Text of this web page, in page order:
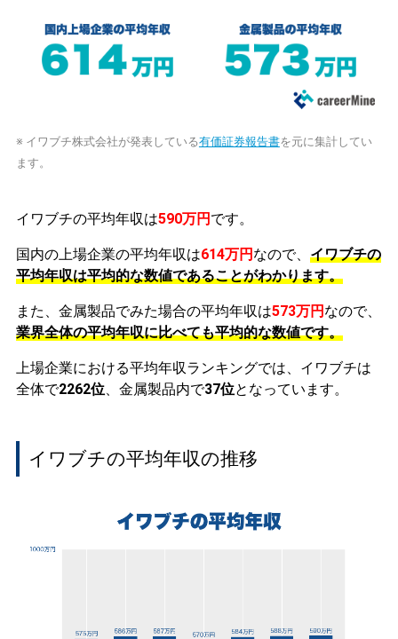
※ イワブチ株式会社が発表している有価証券報告書を元に集計してい
ます。
イワブチの平均年収は590万円 です。
国内の上場企業の平均年収は614万円 なので、 イワブチの
平均年収は平均的な数値であることがわかります。
また、金属製品でみた場合の平均年収は573万円 なので、
業界全体の平均年収に比べても平均的な数値です。
上場企業における平均年収ランキングでは、イワブチは
全体で2262位、金属製品内で37位となっています。
イワブチの平均年収の推移